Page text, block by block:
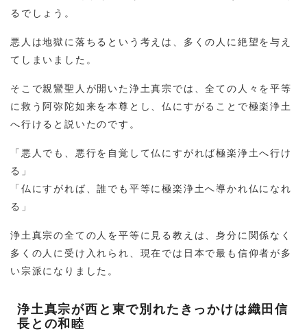
るでしょう。
悪人は地獄に落ちるという考えは、多くの人に絶望を与え
てしまいました。
そこで親鸞聖人が開いた浄土真宗では、全ての人々を平等
に救う阿弥陀如来を本尊とし、仏にすがることで極楽浄土
へ行けると説いたのです。
「悪人でも、悪行を自覚して仏にすがれば極楽浄土へ行け
る」
「仏にすがれば、誰でも平等に極楽浄土へ導かれ仏になれ
る」
浄土真宗の全ての人を平等に見る教えは、身分に関係なく
多くの人に受け入れられ、現在では日本で最も信仰者が多
い宗派になりました。
浄土真宗が西と東で別れたきっかけは織田信
長との和睦